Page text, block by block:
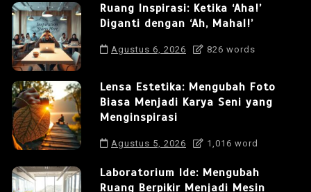
Ruang Inspirasi: Ketika ‘Aha!’
Diganti dengan ‘Ah, Mahal!’
Agustus 6, 2026 826 words
Lensa Estetika: Mengubah Foto
Biasa Menjadi Karya Seni yang
Menginspirasi
Agustus 5, 2026 1,016 word
Laboratorium Ide: Mengubah
Ruang Berpikir Menjadi Mesin